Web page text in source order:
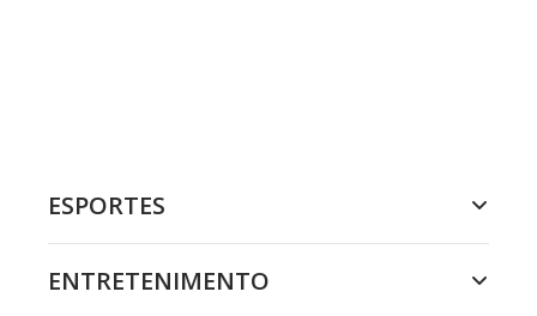
ESPORTES
ENTRETENIMENTO